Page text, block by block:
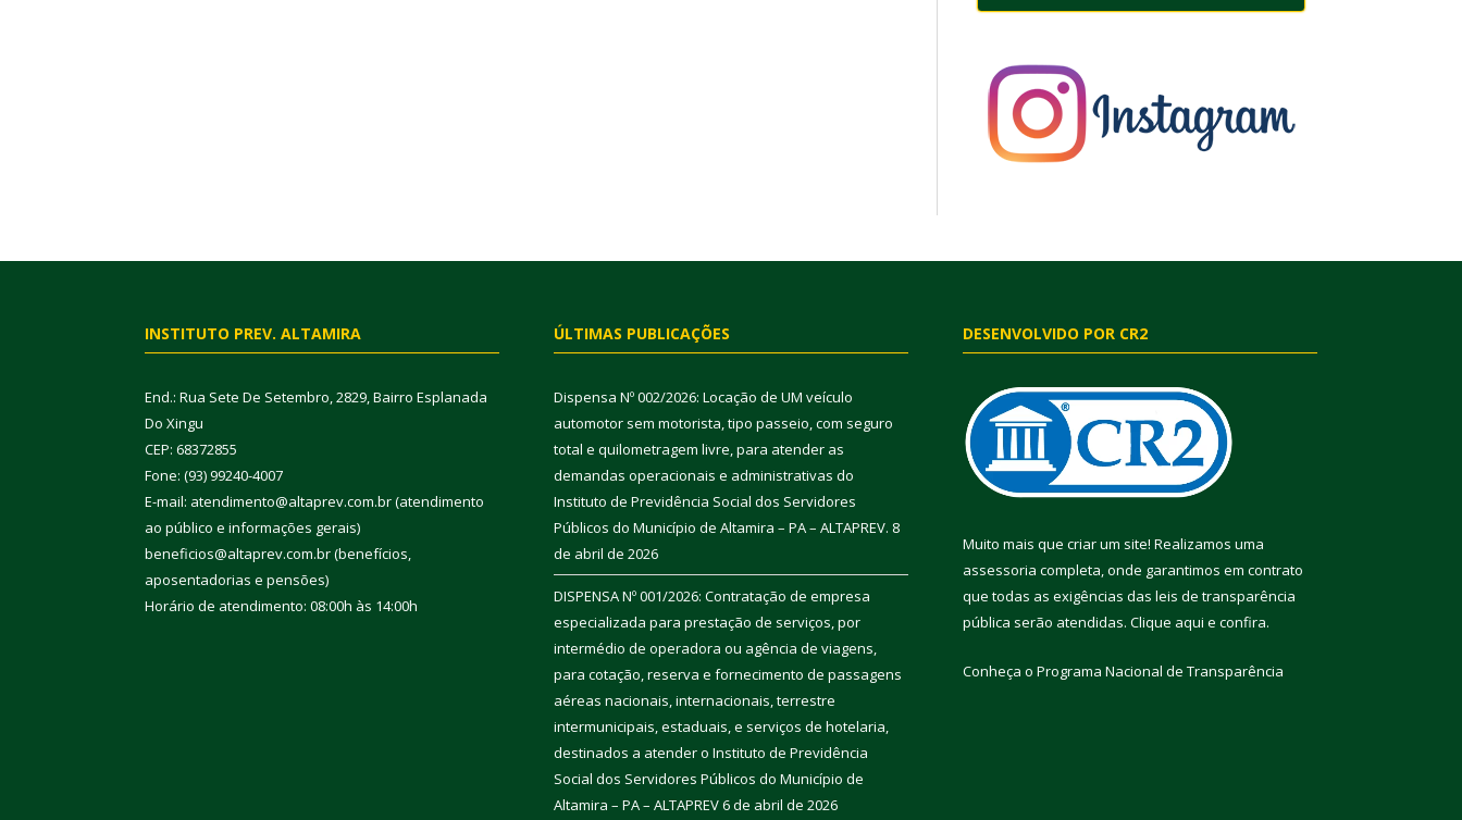
INSTITUTO PREV. ALTAMIRA
End.: Rua Sete De Setembro, 2829, Bairro Esplanada
Do Xingu
CEP: 68372855
Fone: (93) 99240-4007
E-mail: atendimento@altaprev.com.br (atendimento
ao público e informações gerais)
beneficios@altaprev.com.br (benefícios,
aposentadorias e pensões)
Horário de atendimento: 08:00h às 14:00h
ÚLTIMAS PUBLICAÇÕES
Dispensa Nº 002/2026: Locação de UM veículo
automotor sem motorista, tipo passeio, com seguro
total e quilometragem livre, para atender as
demandas operacionais e administrativas do
Instituto de Previdência Social dos Servidores
Públicos do Município de Altamira – PA – ALTAPREV. 8
de abril de 2026
DISPENSA Nº 001/2026: Contratação de empresa
especializada para prestação de serviços, por
intermédio de operadora ou agência de viagens,
para cotação, reserva e fornecimento de passagens
aéreas nacionais, internacionais, terrestre
intermunicipais, estaduais, e serviços de hotelaria,
destinados a atender o Instituto de Previdência
Social dos Servidores Públicos do Município de
Altamira – PA – ALTAPREV6 de abril de 2026
DESENVOLVIDO POR CR2
Muito mais que criar um site! Realizamos uma
assessoria completa, onde garantimos em contrato
que todas as exigências das leis de transparência
pública serão atendidas. Clique aqui e confira.
Conheça o Programa Nacional de Transparência